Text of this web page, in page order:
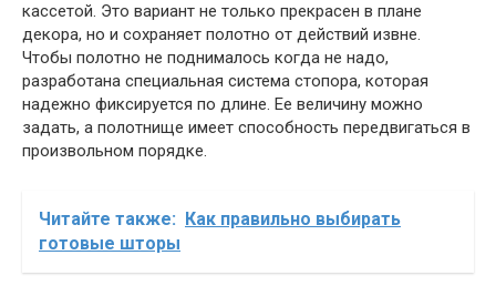
кассетой. Это вариант не только прекрасен в плане
декора, но и сохраняет полотно от действий извне.
Чтобы полотно не поднималось когда не надо,
разработана специальная система стопора, которая
надежно фиксируется по длине. Ее величину можно
задать, а полотнище имеет способность передвигаться в
произвольном порядке.
Читайте также: Как правильно выбирать
готовые шторы